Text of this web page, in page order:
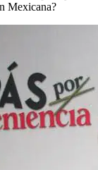
Mexicana?